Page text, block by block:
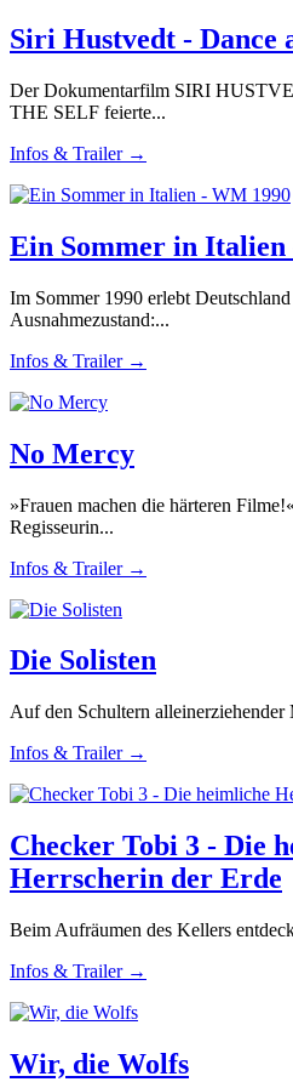
Siri Hustvedt - Dance
Der Dokumentarfilm SIRI
THE SELF feierte...
Infos & Trailer →
Ein Sommer in Italien
Im Sommer 1990 erlebt
Ausnahmezustand:...
Infos & Trailer →
No Mercy
»Frauen machen die härteren
Regisseurin...
Infos & Trailer →
Die Solisten
Auf den Schultern alleinerziehender
Infos & Trailer →
Checker Tobi 3 - Die
Herrscherin der Erde
Beim Aufräumen des Kellers
Infos & Trailer →
Wir, die Wolfs